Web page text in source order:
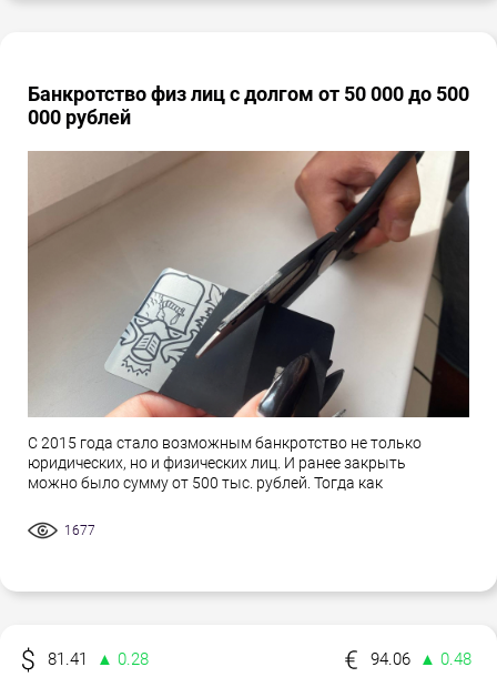
Банкротство физ лиц с долгом от 50 000 до 500
000 рублей
С 2015 года стало возможным банкротство не только
юридических, но и физических лиц. И ранее закрыть
можно было сумму от 500 тыс. рублей. Тогда как
1677
81.41 ▲ 0.28 94.06
▲ 0.48